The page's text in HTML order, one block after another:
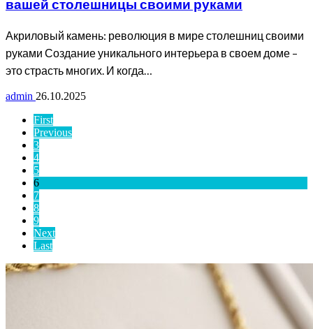
вашей столешницы своими руками
Акриловый камень: революция в мире столешниц своими
руками Создание уникального интерьера в своем доме –
это страсть многих. И когда…
admin 26.10.2025
First
Previous
3
4
5
6
7
8
9
Next
Last